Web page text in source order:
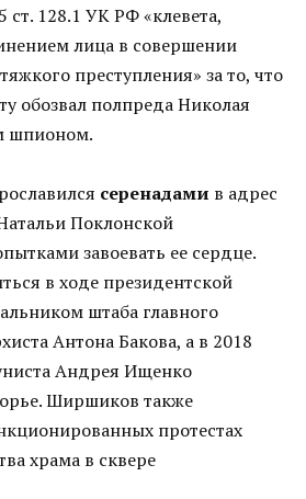
128.1 УК РФ «клевета,
лица в совершении
преступления» за то, что
обозвал полпреда Николая
шпионом.
серенадами в адрес
Поклонской
завоевать ее сердце.
в ходе президентской
штаба главного
Антона Бакова, а в 2018
Андрея Ищенко
Ширшиков также
протестах
храма в сквере